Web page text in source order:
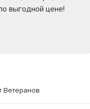
выгодной цене!
Ветеранов